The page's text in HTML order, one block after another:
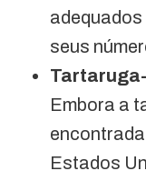
adequados
seus
Embora a
Estados